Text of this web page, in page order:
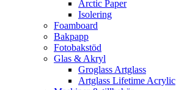
Arctic Paper
Isolering
Foamboard
Bakpapp
Fotobakstöd
Glas & Akryl
Groglass Artglass
Artglass Lifetime Acrylic